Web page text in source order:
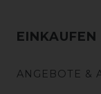
EINKAUFEN
ANGEBOTE &